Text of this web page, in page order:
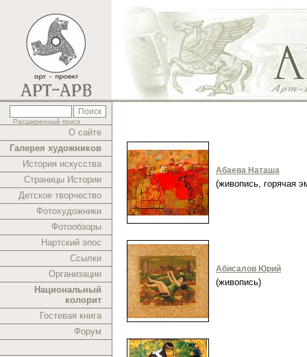
Расширенный поиск
О сайте
Галерея художников
История искусства
Страницы Истории
Детское творчество
Фотохудожники
Фотообзоры
Нартский эпос
Ссылки
Организации
Национальный
колорит
Гостевая книга
Форум
Абаева Наташа
(живопись, горячая
Абисалов Юрий
(живопись)